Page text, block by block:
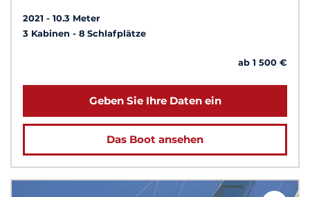
2021
10.3 Meter
3 Kabinen
8 Schlafplätze
ab 1 500 €
Geben Sie Ihre Daten ein
Das Boot ansehen